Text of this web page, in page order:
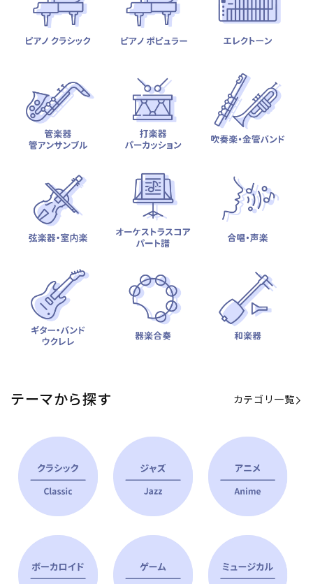
テーマから探す カテゴリ一覧